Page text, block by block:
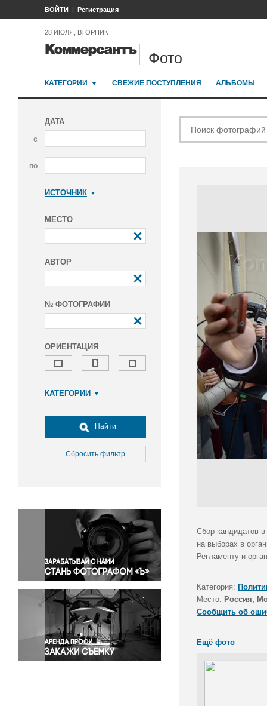
ВОЙТИ Регистрация
28 ИЮЛЯ, ВТОРНИК
Фото
КАТЕГОРИИ СВЕЖИЕ ПОСТУПЛЕНИЯ АЛЬБОМЫ
ДАТА
с
по
ИСТОЧНИК
МЕСТО
АВТОР
№ ФОТОГРАФИИ
ОРИЕНТАЦИЯ
КАТЕГОРИИ
Досуг, туризм и отдых
Культура
Медицина
Окружающая среда
Политика
Правосудие
Происшествия и конфликты
Религия
Светская жизнь
Спорт
Экология
Экономика и бизнес
Найти
Сбросить фильтр
Сбор кандидатов
на выборах в
Регламенту и
Категория:
Место: Россия,
Сообщить об
Ещё фото